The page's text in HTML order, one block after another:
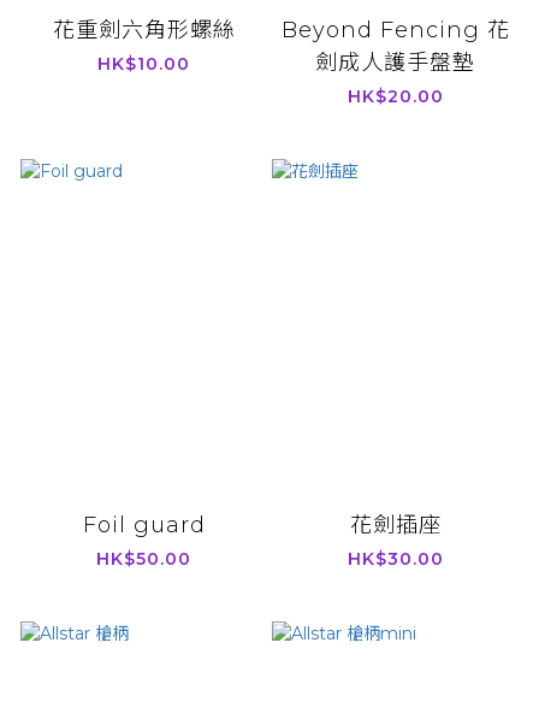
花重劍六角形螺絲
HK$10.00
Beyond Fencing 花
劍成人護手盤墊
HK$20.00
Foil guard
HK$50.00
花劍插座
HK$30.00